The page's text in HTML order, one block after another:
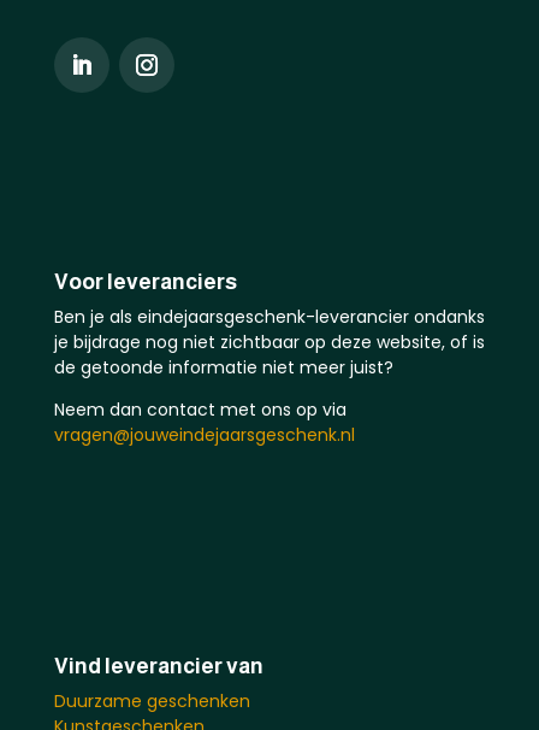
Voor leveranciers
Ben je als eindejaarsgeschenk-leverancier ondanks
je bijdrage nog niet zichtbaar op deze website, of is
de getoonde informatie niet meer juist?
Neem dan contact met ons op via
vragen@jouweindejaarsgeschenk.nl
Vind leverancier van
Duurzame geschenken